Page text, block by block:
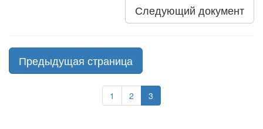
Следующий документ
Предыдущая страница
1 2 3